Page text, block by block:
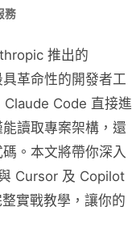
務
推出的
革命性的開發者工
Claude Code 直接進
讀取專案架構，還
。本文將帶你深入
Cursor 及 Copilot
實戰教學，讓你的